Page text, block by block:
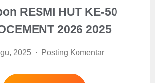
RESMI HUT KE-50
2026 2025
2025 Posting Komentar